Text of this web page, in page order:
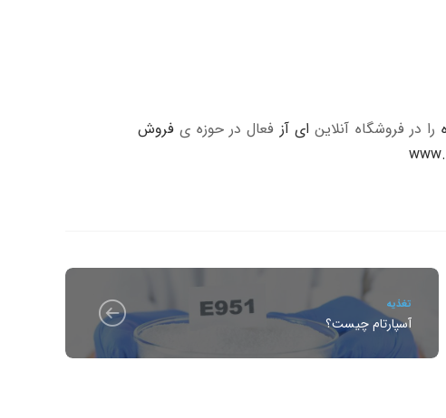
را در فروشگاه آنلاین ای آز فعال در حوزه ی فروش
تغذیه
آسپارتام چیست؟